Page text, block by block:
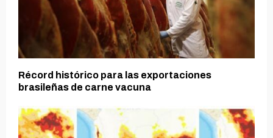
Récord histórico para las exportaciones
brasileñas de carne vacuna